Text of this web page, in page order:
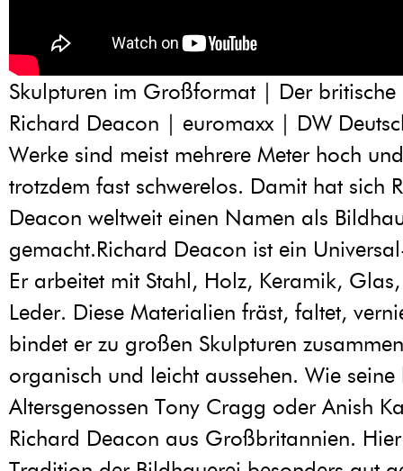
Skulpturen im Großformat | Der britische
Richard Deacon | euromaxx | DW
Werke sind meist mehrere Meter hoch
trotzdem fast schwerelos. Damit hat sich
Deacon weltweit einen Namen als
gemacht.Richard Deacon ist ein
Er arbeitet mit Stahl, Holz, Keramik,
Leder. Diese Materialien fräst, faltet,
bindet er zu großen Skulpturen
organisch und leicht aussehen. Wie seine
Altersgenossen Tony Cragg oder Anish
Richard Deacon aus Großbritannien.